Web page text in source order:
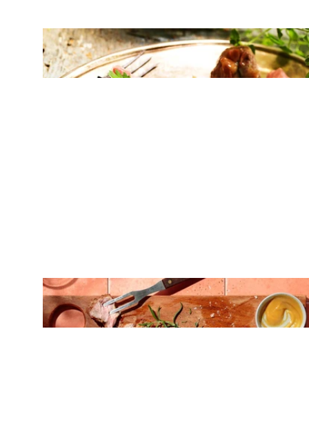
Μοσχαρίσια ρολάκια γεμιστά με
μοτσαρέλα και προσούτο
ΚΡΕΑΣ
Ζουμερό T-Bone στη σχάρα
ΚΡΕΑΣ